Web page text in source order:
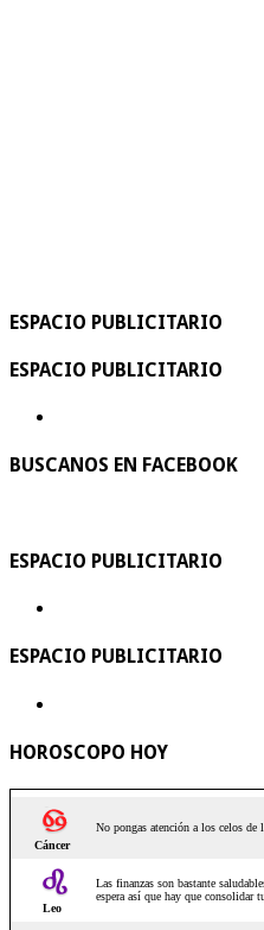
ESPACIO PUBLICITARIO
ESPACIO PUBLICITARIO
BUSCANOS EN FACEBOOK
ESPACIO PUBLICITARIO
ESPACIO PUBLICITARIO
HOROSCOPO HOY